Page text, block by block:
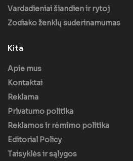
Vardadieniai šiandien ir rytoj
Zodiako ženklų suderinamumas
Kita
Apie mus
Kontaktai
Reklama
Privatumo politika
Reklamos ir rėmimo politika
Editorial Policy
Taisyklės ir sąlygos